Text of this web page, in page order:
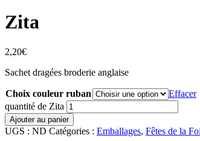
Zita
2,20€
Sachet dragées broderie anglaise
Choix couleur ruban
Effacer
quantité de Zita
Ajouter au panier
UGS : ND Catégories : Emballages, Fêtes de la Foi